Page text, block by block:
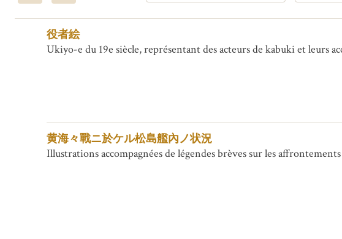
役者絵
Ukiyo-e du 19e siècle, représentant des acteurs de kabuki et leurs
黄海々戰ニ於ケル松島艦內ノ状況
Illustrations accompagnées de légendes brèves sur les